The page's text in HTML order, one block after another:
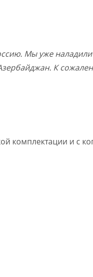
Мы уже наладили
К
комплектации и с